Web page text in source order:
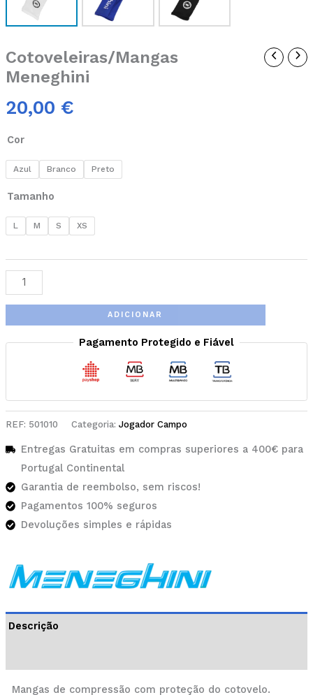
Cotoveleiras/Mangas
Meneghini
20,00 €
Cor
Azul Branco Preto
Tamanho
L M S XS
ADICIONAR
Pagamento Protegido e Fiável
REF: 501010 Categoria: Jogador Campo
Entregas Gratuitas em compras superiores a 400€ para
Portugal Continental
Garantia de reembolso, sem riscos!
Pagamentos 100% seguros
Devoluções simples e rápidas
Descrição
Mangas de compressão com proteção do cotovelo.